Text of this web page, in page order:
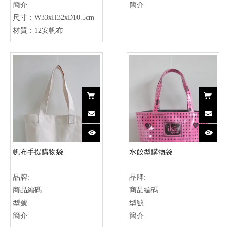
簡介:
尺寸：W33xH32xD10.5cm
材質：12安帆布
簡介:
帆布手提購物袋
品牌:
商品編碼:
型號:
簡介:
水餃型購物袋
品牌:
商品編碼:
型號:
簡介: